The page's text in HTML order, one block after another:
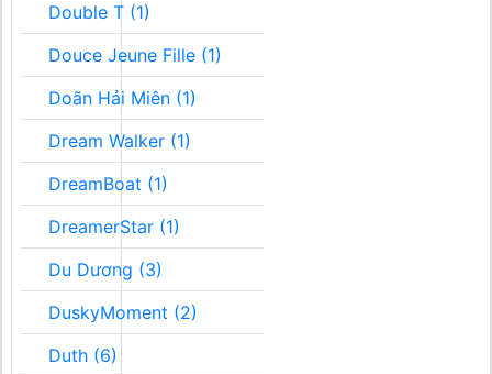
Double T (1)
Douce Jeune Fille (1)
Doãn Hải Miên (1)
Dream Walker (1)
DreamBoat (1)
DreamerStar (1)
Du Dương (3)
DuskyMoment (2)
Duth (6)